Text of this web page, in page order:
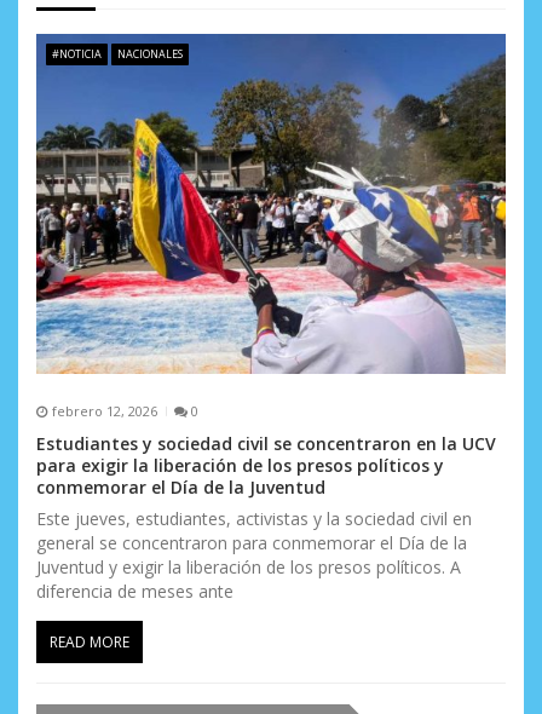
d
e
n
t
r
a
d
a
s
#NOTICIA NACIONALES
febrero 12, 2026 0
Estudiantes y sociedad civil se concentraron en la UCV
para exigir la liberación de los presos políticos y
conmemorar el Día de la Juventud
Este jueves, estudiantes, activistas y la sociedad civil en
general se concentraron para conmemorar el Día de la
Juventud y exigir la liberación de los presos políticos. A
diferencia de meses ante
READ MORE